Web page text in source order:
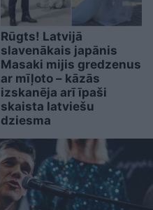
Rūgts! Latvijā
slavenākais japānis
Masaki mijis gredzenus
ar mīļoto – kāzās
izskanēja arī īpaši
skaista latviešu
dziesma